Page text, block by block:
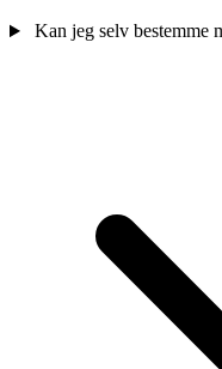
Kan jeg selv bestemme